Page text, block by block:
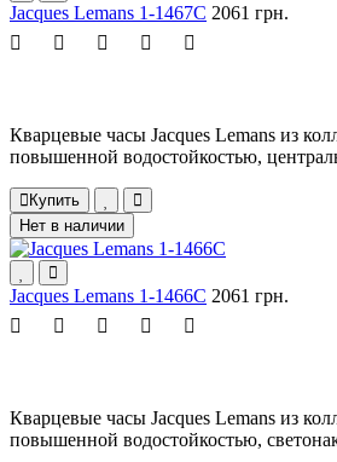
Jacques Lemans 1-1467C 2061 грн.
Кварцевые часы Jacques Lemans из
повышенной водостойкостью,
Купить
Нет в наличии
Jacques Lemans 1-1466C 2061 грн.
Кварцевые часы Jacques Lemans из
повышенной водостойкостью,